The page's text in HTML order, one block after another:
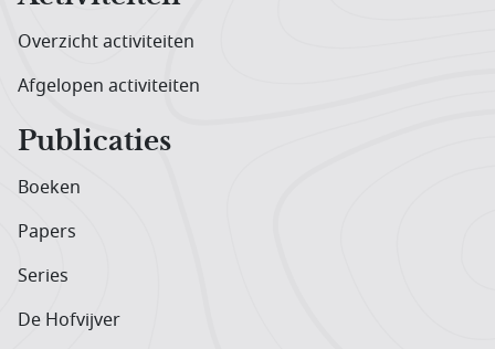
Overzicht activiteiten
Afgelopen activiteiten
Publicaties
Boeken
Papers
Series
De Hofvijver